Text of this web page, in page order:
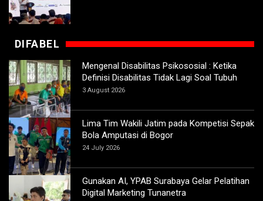
DIFABEL
Mengenal Disabilitas Psikososial : Ketika
Definisi Disabilitas Tidak Lagi Soal Tubuh
3 August 2026
Lima Tim Wakili Jatim pada Kompetisi Sepak
Bola Amputasi di Bogor
24 July 2026
Gunakan AI, YPAB Surabaya Gelar Pelatihan
Digital Marketing Tunanetra